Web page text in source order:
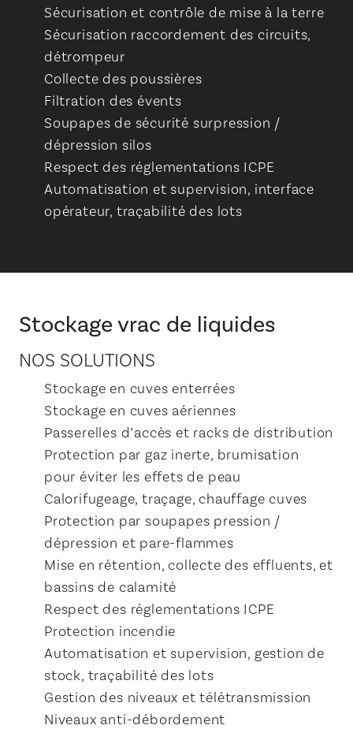
Sécurisation et contrôle de mise à la terre
Sécurisation raccordement des circuits,
détrompeur
Collecte des poussières
Filtration des évents
Soupapes de sécurité surpression /
dépression silos
Respect des réglementations ICPE
Automatisation et supervision, interface
opérateur, traçabilité des lots
Stockage vrac de liquides
NOS SOLUTIONS
Stockage en cuves enterrées
Stockage en cuves aériennes
Passerelles d’accès et racks de distribution
Protection par gaz inerte, brumisation
pour éviter les effets de peau
Calorifugeage, traçage, chauffage cuves
Protection par soupapes pression /
dépression et pare-flammes
Mise en rétention, collecte des effluents, et
bassins de calamité
Respect des réglementations ICPE
Protection incendie
Automatisation et supervision, gestion de
stock, traçabilité des lots
Gestion des niveaux et télétransmission
Niveaux anti-débordement